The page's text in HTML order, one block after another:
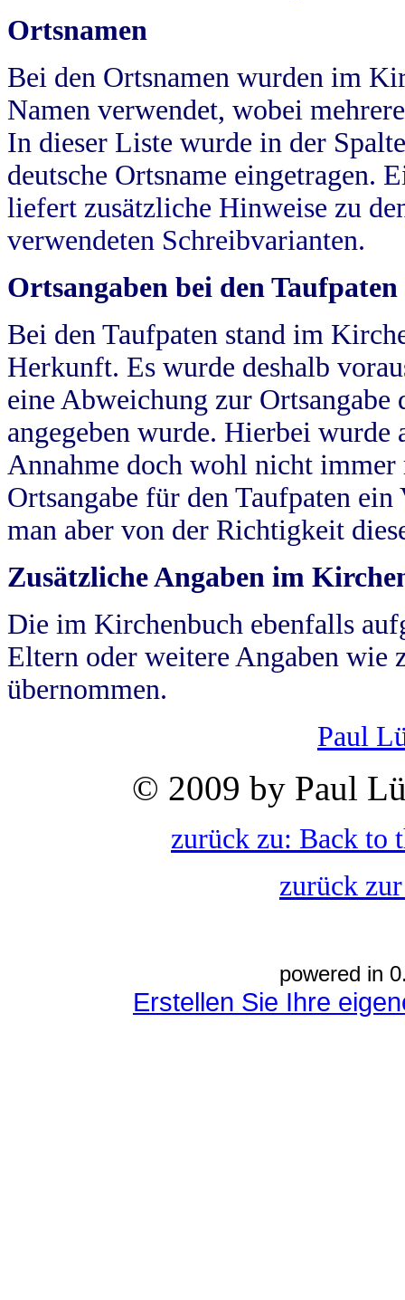
Ortsnamen
Bei den Ortsnamen wurden im
Namen verwendet, wobei
In dieser Liste wurde in der
deutsche Ortsname eingetragen.
liefert zusätzliche Hinweise zu
verwendeten Schreibvarianten.
Ortsangaben bei den Taufpaten
Bei den Taufpaten stand im
Herkunft. Es wurde deshalb
eine Abweichung zur
angegeben wurde. Hierbei wurde
Annahme doch wohl nicht
Ortsangabe für den Taufpaten
man aber von der Richtigkeit
Zusätzliche Angaben im
Die im Kirchenbuch ebenfalls
Eltern oder weitere Angaben wie
übernommen.
Paul
© 2009 by Paul
zurück zu: Back to
zurück
powered in
Erstellen Sie Ihre